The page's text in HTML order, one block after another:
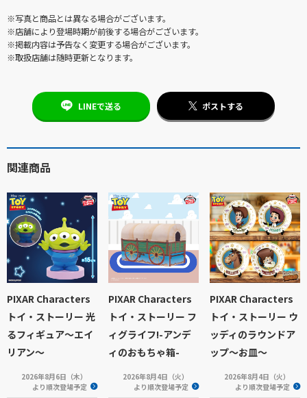
※写真と商品とは異なる場合がございます。
※店舗により登場時期が前後する場合がございます。
※掲載内容は予告なく変更する場合がございます。
※取扱店舗は随時更新となります。
LINEで送る ポストする
関連商品
PIXAR Characters
トイ・ストーリー 光
るフィギュア～エイ
リアン～
2026年8月6日（木）
より順次登場予定
PIXAR Characters
トイ・ストーリー フ
ィグライフ!-アンデ
ィのおもちゃ箱-
2026年8月4日（火）
より順次登場予定
PIXAR Characters
トイ・ストーリー ウ
ッディのラウンドア
ップ～お皿～
2026年8月4日（火）
より順次登場予定